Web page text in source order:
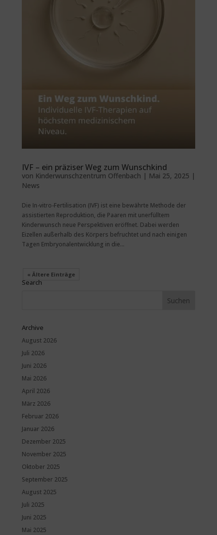
IVF – ein präziser Weg zum Wunschkind
von Kinderwunschzentrum Offenbach | Mai 25, 2025 |
News
Die In-vitro-Fertilisation (IVF) ist eine bewährte Methode der
assistierten Reproduktion, die Paaren mit unerfülltem
Kinderwunsch neue Perspektiven eröffnet. Dabei werden
Eizellen außerhalb des Körpers befruchtet und nach einigen
Tagen Embryonalentwicklung in die...
« Ältere Einträge
Search
Archive
August 2026
Juli 2026
Juni 2026
Mai 2026
April 2026
März 2026
Februar 2026
Januar 2026
Dezember 2025
November 2025
Oktober 2025
September 2025
August 2025
Juli 2025
Juni 2025
Mai 2025